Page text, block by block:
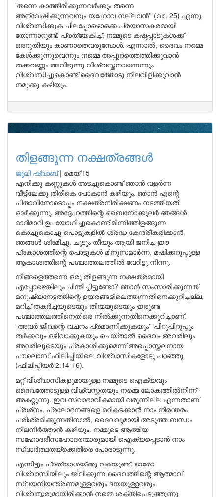
'തന്നെ കാത്തിരിക്കുന്നവര്‍ക്കും തന്നെ
അന്വേഷിക്കുന്നവനും യഹോവ നല്ലവന്‍'' (വാ. 25) എന്നു
വിശ്വസിക്കുക ചിലപ്പോഴൊക്കെ പ്രയാസകരമായി
തോന്നാറുണ്ട്. പ്രത്യേകിച്ച്, നമ്മുടെ കഷ്ടപ്പാടുകള്‍ക്ക്
ഒരറുതിയും കാണാതെവരുമ്പോള്‍. എന്നാല്‍, ദൈവം നമ്മെ
കേള്‍ക്കുന്നുവെന്നും നമ്മെ അപ്പുറത്തെത്തിക്കുവാന്‍
തക്കവണ്ണം അവിടുന്നു വിശ്വസ്തനാണെന്നും
വിശ്വസിച്ചുകൊണ്ട് ദൈവത്തോടു നിലവിളിക്കുവാന്‍
നമുക്കു കഴിയും.
തിളങ്ങുന്ന നക്ഷത്രങ്ങള്‍
ജൂലി ഷ്വാബ്| മെയ് 15
എനിക്കു കണ്ണുകള്‍ അടച്ചുകൊണ്ട് ഞാന്‍ വളര്‍ന്ന
വീട്ടിലേക്കു തിരികെ പോകാന്‍ കഴിയും. ഞാന്‍ എന്റെ
പിതാവിനോടൊപ്പം നക്ഷത്രനിരീക്ഷണം നടത്തിയത്
ഓര്‍ക്കുന്നു. അദ്ദേഹത്തിന്റെ ബൈനോക്കുലര്‍ ഞങ്ങള്‍
മാറിമാറി ഉപയോഗിച്ചുകൊണ്ട് മിന്നിത്തിളങ്ങുന്ന
കൊച്ചുകൊച്ചു പൊട്ടുകളില്‍ ശ്രദ്ധ കേന്ദ്രീകരിക്കാന്‍
ഞങ്ങള്‍ ശ്രമിച്ചു. ചൂടും തീയും ആയി ജനിച്ച ഈ
പ്രകാശത്തിന്റെ പൊട്ടുകള്‍ മിനുസമാര്‍ന്ന, മഷിക്കറുപ്പുള്ള
ആകാശത്തിന്റെ പശ്ചാത്തലത്തില്‍ വേറിട്ടു നിന്നു.
നിങ്ങളെത്തന്നെ ഒരു തിളങ്ങുന്ന നക്ഷത്രമായി
എപ്പോഴെങ്കിലും ചിന്തിച്ചിട്ടുണ്ടോ? ഞാന്‍ സംസാരിക്കുന്നത്
മനുഷ്യനേട്ടത്തിന്റെ ഉയരങ്ങളിലെത്തുന്നതിനെക്കുറിച്ചല്ല,
മറിച്ച് തകര്‍ച്ചയുടെയും തിന്മയുടെയും ഇരുണ്ട
പശ്ചാത്തലത്തിനെതിരെ നില്‍ക്കുന്നതിനെക്കുറിച്ചാണ്.
“അവര്‍ ജീവന്റെ വചനം പ്രമാണിക്കുകയും'' പിറുപിറുപ്പും
തര്‍ക്കവും ഒഴിവാക്കുകയും ചെയ്താല്‍ ദൈവം അവരിലും
അവരിലൂടെയും പ്രകാശിക്കുമെന്ന് അപ്പൊസ്തലനായ
പൗലൊസ് ഫിലിപ്പിയിലെ വിശ്വാസികളോടു പറഞ്ഞു
(ഫിലിപ്പിയര്‍ 2:14-16).
മറ്റ് വിശ്വാസികളുമായുള്ള നമ്മുടെ ഐക്യവും
ദൈവത്തോടുള്ള വിശ്വസ്തതയും നമ്മെ ലോകത്തില്‍നിന്ന്
അകറ്റുന്നു. ഇവ സ്വാഭാവികമായി വരുന്നില്ല എന്നതാണ്
പ്രശ്‌നം. പ്രലോഭനങ്ങളെ മറികടക്കാന്‍ നാം നിരന്തരം
പരിശ്രമിക്കുന്നതിനാല്‍, ദൈവവുമായി അടുത്ത ബന്ധം
നിലനിര്‍ത്താന്‍ കഴിയും. നമ്മുടെ ആത്മീയ
സഹോദരീസഹോദരന്മാരുമായി ഐക്യപ്പെടാന്‍ നാം
സ്വാര്‍ത്ഥതയ്‌ക്കെതിരെ പോരാടുന്നു.
എന്നിട്ടും പ്രത്യാശയ്ക്കു വകയുണ്ട്. ഓരോ
വിശ്വാസിയിലും ജീവിക്കുന്ന ദൈവത്തിന്റെ ആത്മാവ്
സ്വയനിയന്ത്രണമുള്ളവരും ദയയുള്ളവരും
വിശ്വസ്തരുമായിരിക്കാന്‍ നമ്മെ ശക്തിപ്പെടുത്തുന്നു